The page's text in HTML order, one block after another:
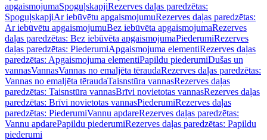
apgaismojumaSpoguļskapjiRezerves daļas paredzētas:
SpoguļskapjiAr iebūvētu apgaismojumuRezerves daļas paredzētas:
Ar iebūvētu apgaismojumuBez iebūvēta apgaismojumaRezerves
daļas paredzētas: Bez iebūvēta apgaismojumaPiederumiRezerves
daļas paredzētas: PiederumiApgaismojuma elementiRezerves daļas
paredzētas: Apgaismojuma elementiPapildu piederumiDušas un
vannasVannasVannas no emaljēta tēraudaRezerves daļas paredzētas:
Vannas no emaljēta tēraudaTaisnstūra vannasRezerves daļas
paredzētas: Taisnstūra vannasBrīvi novietotas vannasRezerves daļas
paredzētas: Brīvi novietotas vannasPiederumiRezerves daļas
paredzētas: PiederumiVannu apdareRezerves daļas paredzētas:
Vannu apdarePapildu piederumiRezerves daļas paredzētas: Papildu
piederumi